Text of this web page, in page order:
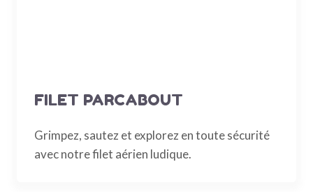
FILET PARCABOUT
Grimpez, sautez et explorez en toute sécurité
avec notre filet aérien ludique.